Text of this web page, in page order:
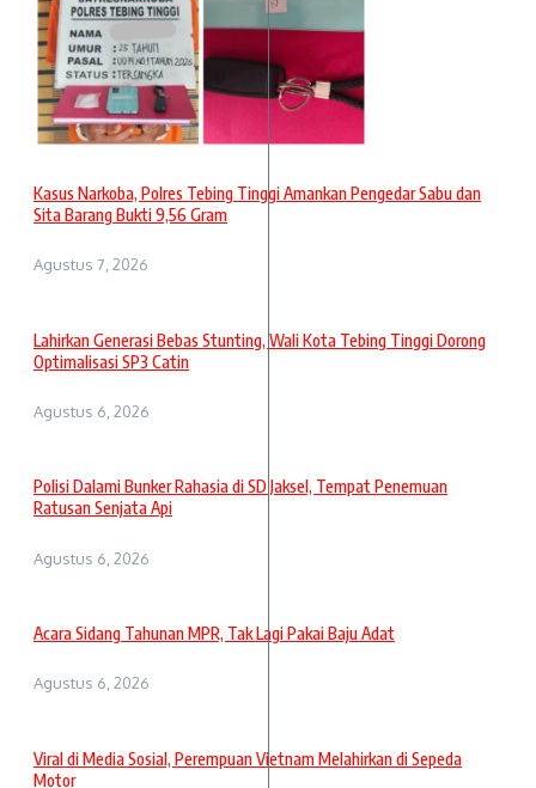
Kasus Narkoba, Polres Tebing Tinggi Amankan Pengedar Sabu dan
Sita Barang Bukti 9,56 Gram
Agustus 7, 2026
Lahirkan Generasi Bebas Stunting, Wali Kota Tebing Tinggi Dorong
Optimalisasi SP3 Catin
Agustus 6, 2026
Polisi Dalami Bunker Rahasia di SD Jaksel, Tempat Penemuan
Ratusan Senjata Api
Agustus 6, 2026
Acara Sidang Tahunan MPR, Tak Lagi Pakai Baju Adat
Agustus 6, 2026
Viral di Media Sosial, Perempuan Vietnam Melahirkan di Sepeda
Motor